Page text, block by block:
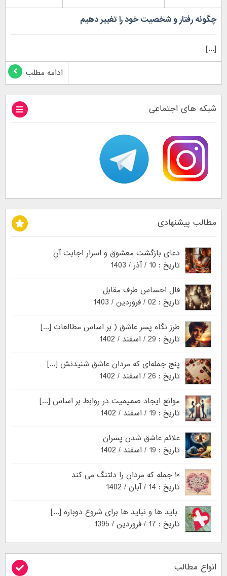
چگونه رفتار و شخصیت خود را تغییر دهیم
[...]
ادامه مطلب
شبکه های اجتماعی
مطالب پیشنهادی
دعای بازگشت معشوق و اسرار اجابت آن
تاریخ : 10 / آذر / 1403
فال احساس طرف مقابل
تاریخ : 02 / فروردین / 1403
طرز نگاه پسر عاشق ( بر اساس مطالعات [...]
تاریخ : 29 / اسفند / 1402
پنج جمله‌ای که مردان عاشق شنیدنش [...]
تاریخ : 26 / اسفند / 1402
موانع ایجاد صمیمیت در روابط بر اساس [...]
تاریخ : 19 / اسفند / 1402
علائم عاشق شدن پسران
تاریخ : 19 / اسفند / 1402
۱۰ جمله که مردان را دلتنگ می کند
تاریخ : 14 / آبان / 1402
باید ها و نباید ها برای شروع دوباره [...]
تاریخ : 17 / فروردین / 1395
انواع مطالب